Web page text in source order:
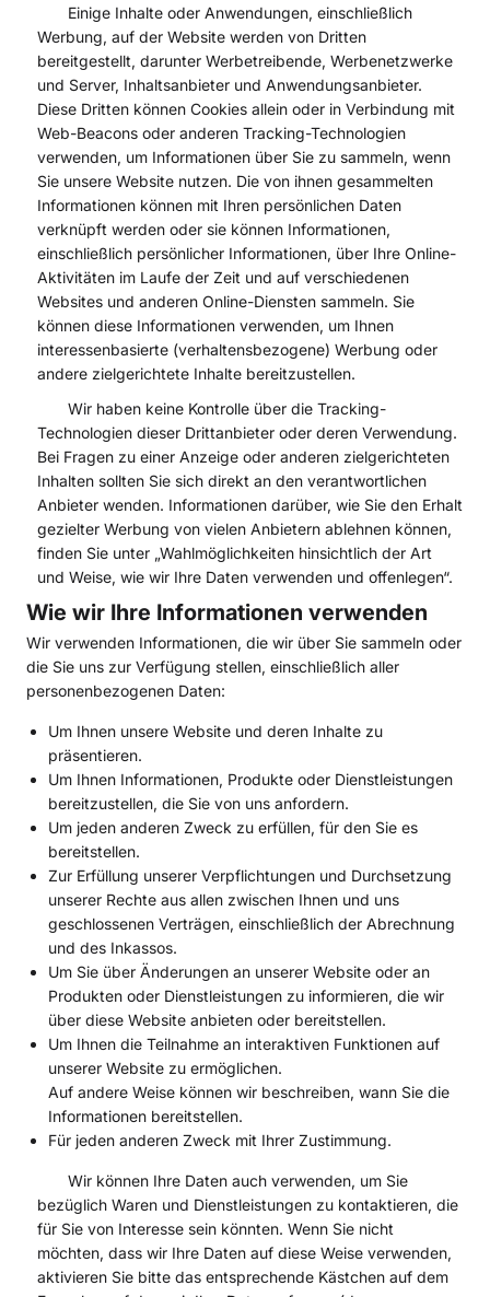
Einige Inhalte oder Anwendungen, einschließlich
Werbung, auf der Website werden von Dritten
bereitgestellt, darunter Werbetreibende, Werbenetzwerke
und Server, Inhaltsanbieter und Anwendungsanbieter.
Diese Dritten können Cookies allein oder in Verbindung mit
Web-Beacons oder anderen Tracking-Technologien
verwenden, um Informationen über Sie zu sammeln, wenn
Sie unsere Website nutzen. Die von ihnen gesammelten
Informationen können mit Ihren persönlichen Daten
verknüpft werden oder sie können Informationen,
einschließlich persönlicher Informationen, über Ihre Online-
Aktivitäten im Laufe der Zeit und auf verschiedenen
Websites und anderen Online-Diensten sammeln. Sie
können diese Informationen verwenden, um Ihnen
interessenbasierte (verhaltensbezogene) Werbung oder
andere zielgerichtete Inhalte bereitzustellen.
Wir haben keine Kontrolle über die Tracking-
Technologien dieser Drittanbieter oder deren Verwendung.
Bei Fragen zu einer Anzeige oder anderen zielgerichteten
Inhalten sollten Sie sich direkt an den verantwortlichen
Anbieter wenden. Informationen darüber, wie Sie den Erhalt
gezielter Werbung von vielen Anbietern ablehnen können,
finden Sie unter „Wahlmöglichkeiten hinsichtlich der Art
und Weise, wie wir Ihre Daten verwenden und offenlegen“.
Wie wir Ihre Informationen verwenden
Wir verwenden Informationen, die wir über Sie sammeln oder
die Sie uns zur Verfügung stellen, einschließlich aller
personenbezogenen Daten:
Um Ihnen unsere Website und deren Inhalte zu
präsentieren.
Um Ihnen Informationen, Produkte oder Dienstleistungen
bereitzustellen, die Sie von uns anfordern.
Um jeden anderen Zweck zu erfüllen, für den Sie es
bereitstellen.
Zur Erfüllung unserer Verpflichtungen und Durchsetzung
unserer Rechte aus allen zwischen Ihnen und uns
geschlossenen Verträgen, einschließlich der Abrechnung
und des Inkassos.
Um Sie über Änderungen an unserer Website oder an
Produkten oder Dienstleistungen zu informieren, die wir
über diese Website anbieten oder bereitstellen.
Um Ihnen die Teilnahme an interaktiven Funktionen auf
unserer Website zu ermöglichen.
Auf andere Weise können wir beschreiben, wann Sie die
Informationen bereitstellen.
Für jeden anderen Zweck mit Ihrer Zustimmung.
Wir können Ihre Daten auch verwenden, um Sie
bezüglich Waren und Dienstleistungen zu kontaktieren, die
für Sie von Interesse sein könnten. Wenn Sie nicht
möchten, dass wir Ihre Daten auf diese Weise verwenden,
aktivieren Sie bitte das entsprechende Kästchen auf dem